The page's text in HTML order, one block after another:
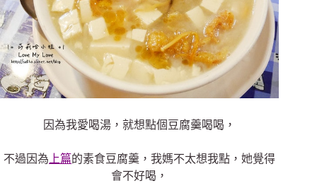
因為我愛喝湯，就想點個豆腐羹喝喝，
不過因為 上篇的素食豆腐羹，我媽不太想我點，她覺得
會不好喝，